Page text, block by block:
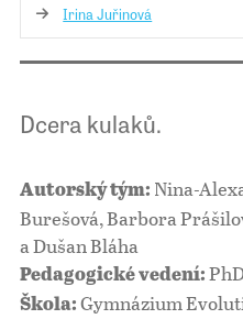
Irina Juřinová
Dcera kulaků.
Autorský tým: Nina-
Burešová, Barbora
a Dušan Bláha
Pedagogické vedení:
Škola: Gymnázium